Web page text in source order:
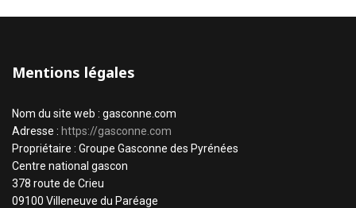
Mentions légales
Nom du site web : gasconne.com
Adresse : https://gasconne.com
Propriétaire : Groupe Gasconne des Pyrénées
Centre national gascon
378 route de Crieu
09100 Villeneuve du Paréage